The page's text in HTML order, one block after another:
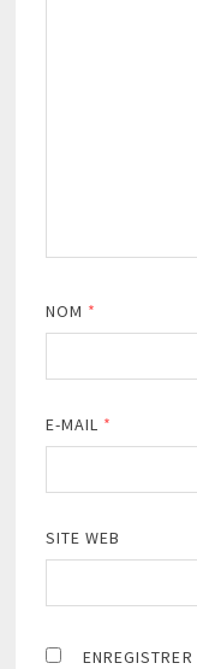
NOM *
E-MAIL *
SITE WEB